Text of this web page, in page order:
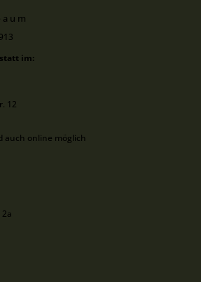
im:
12
auch online möglich